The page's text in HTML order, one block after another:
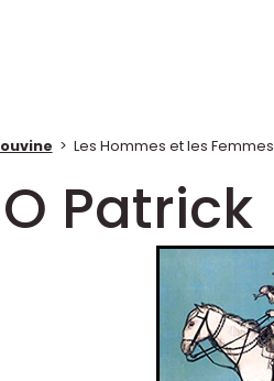
> Les Hommes et les Femmes
Patrick